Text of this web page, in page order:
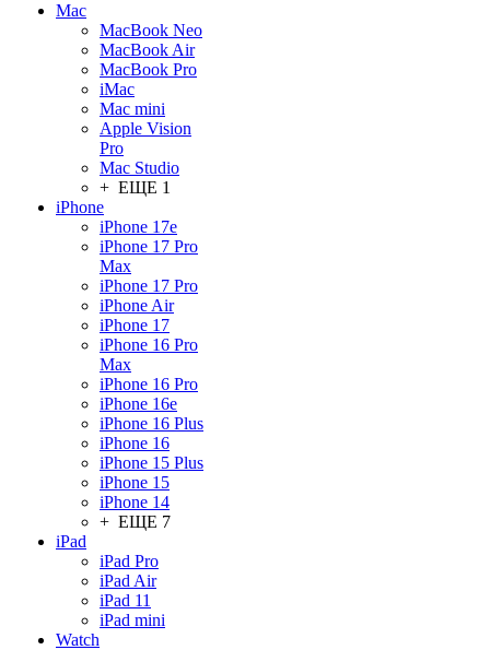
Mac
MacBook Neo
MacBook Air
MacBook Pro
iMac
Mac mini
Apple Vision
Pro
Mac Studio
+ ЕЩЕ 1
iPhone
iPhone 17e
iPhone 17 Pro
Max
iPhone 17 Pro
iPhone Air
iPhone 17
iPhone 16 Pro
Max
iPhone 16 Pro
iPhone 16e
iPhone 16 Plus
iPhone 16
iPhone 15 Plus
iPhone 15
iPhone 14
+ ЕЩЕ 7
iPad
iPad Pro
iPad Air
iPad 11
iPad mini
Watch